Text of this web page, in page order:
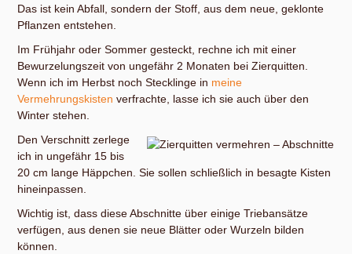
Das ist kein Abfall, sondern der Stoff, aus dem neue, geklonte
Pflanzen entstehen.
Im Frühjahr oder Sommer gesteckt, rechne ich mit einer
Bewurzelungszeit von ungefähr 2 Monaten bei Zierquitten.
Wenn ich im Herbst noch Stecklinge in meine
Vermehrungskisten verfrachte, lasse ich sie auch über den
Winter stehen.
Den Verschnitt zerlege
ich in ungefähr 15 bis
20 cm lange Häppchen. Sie sollen schließlich in besagte Kisten
hineinpassen.
Wichtig ist, dass diese Abschnitte über einige Triebansätze
verfügen, aus denen sie neue Blätter oder Wurzeln bilden
können.